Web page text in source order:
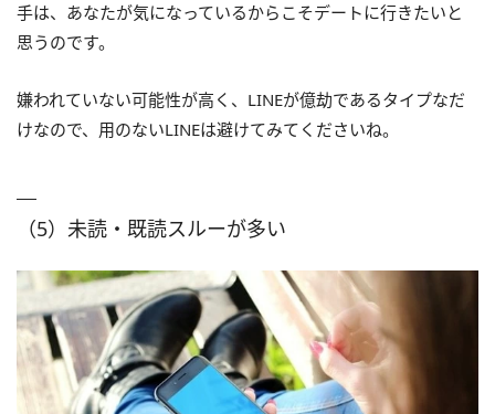
手は、あなたが気になっているからこそデートに行きたいと
思うのです。
嫌われていない可能性が高く、LINEが億劫であるタイプなだ
けなので、用のないLINEは避けてみてくださいね。
（5）未読・既読スルーが多い